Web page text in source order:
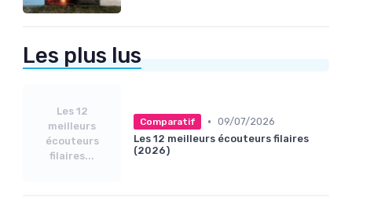
Les plus lus
Les 12
meilleurs
écouteurs
filaires...
Comparatif • 09/07/2026
Les 12 meilleurs écouteurs filaires
(2026)